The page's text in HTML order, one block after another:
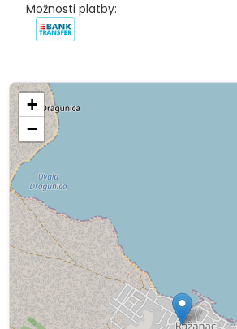
Možnosti platby:
+
−